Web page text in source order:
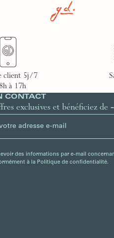
client 5j/7
à 17h
CONTACT
exclusives et bénéficiez de
des informations par e-mail
à la Politique de confidentialité.